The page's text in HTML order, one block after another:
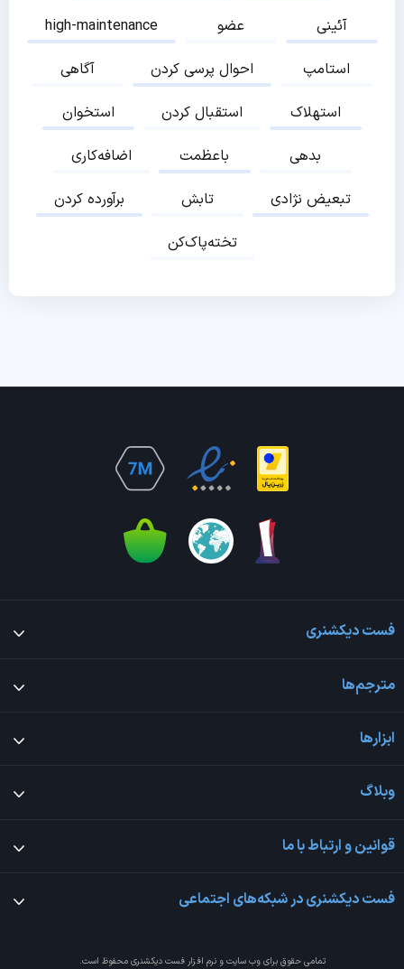
high-maintenance
عضو
آئینی
آگاهی
احوال پرسی کردن
استامپ
استخوان
استقبال کردن
استهلاک
اضافه‌کاری
باعظمت
بدهی
برآورده کردن
تابش
تبعیض نژادی
تخته‌پاک‌کن
فست دیکشنری
مترجم‌ها
ابزارها
وبلاگ
قوانین و ارتباط با ما
فست دیکشنری در شبکه‌های اجتماعی
تمامی حقوق برای وب سایت و نرم افزارفست دیکشنری محفوظ است.